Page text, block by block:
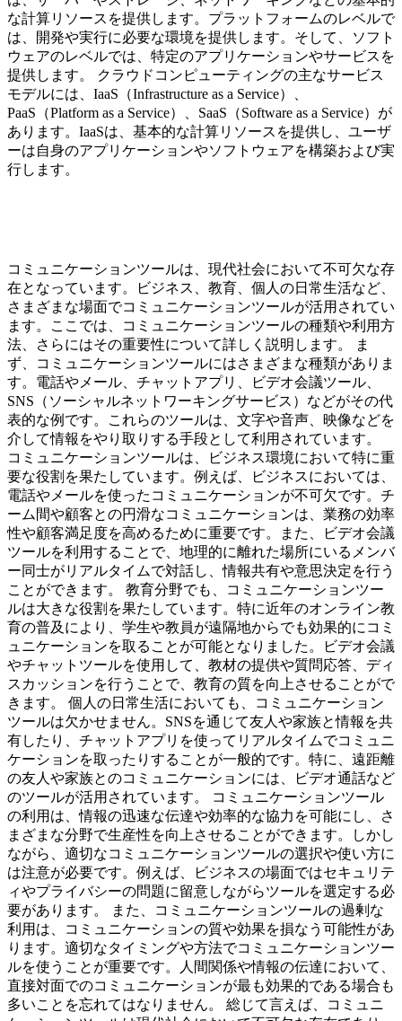
な計算リソースを提供します。プラットフォームのレベルで
は、開発や実行に必要な環境を提供します。そして、ソフト
ウェアのレベルでは、特定のアプリケーションやサービスを
提供します。 クラウドコンピューティングの主なサービス
モデルには、IaaS（Infrastructure as a Service）、
PaaS（Platform as a Service）、SaaS（Software as a Service）が
あります。IaaSは、基本的な計算リソースを提供し、ユーザ
ーは自身のアプリケーションやソフトウェアを構築および実
行します。
コミュニケーションツールは、現代社会において不可欠な存
在となっています。ビジネス、教育、個人の日常生活など、
さまざまな場面でコミュニケーションツールが活用されてい
ます。ここでは、コミュニケーションツールの種類や利用方
法、さらにはその重要性について詳しく説明します。 ま
ず、コミュニケーションツールにはさまざまな種類がありま
す。電話やメール、チャットアプリ、ビデオ会議ツール、
SNS（ソーシャルネットワーキングサービス）などがその代
表的な例です。これらのツールは、文字や音声、映像などを
介して情報をやり取りする手段として利用されています。
コミュニケーションツールは、ビジネス環境において特に重
要な役割を果たしています。例えば、ビジネスにおいては、
電話やメールを使ったコミュニケーションが不可欠です。チ
ーム間や顧客との円滑なコミュニケーションは、業務の効率
性や顧客満足度を高めるために重要です。また、ビデオ会議
ツールを利用することで、地理的に離れた場所にいるメンバ
ー同士がリアルタイムで対話し、情報共有や意思決定を行う
ことができます。 教育分野でも、コミュニケーションツー
ルは大きな役割を果たしています。特に近年のオンライン教
育の普及により、学生や教員が遠隔地からでも効果的にコミ
ュニケーションを取ることが可能となりました。ビデオ会議
やチャットツールを使用して、教材の提供や質問応答、ディ
スカッションを行うことで、教育の質を向上させることがで
きます。 個人の日常生活においても、コミュニケーション
ツールは欠かせません。SNSを通じて友人や家族と情報を共
有したり、チャットアプリを使ってリアルタイムでコミュニ
ケーションを取ったりすることが一般的です。特に、遠距離
の友人や家族とのコミュニケーションには、ビデオ通話など
のツールが活用されています。 コミュニケーションツール
の利用は、情報の迅速な伝達や効率的な協力を可能にし、さ
まざまな分野で生産性を向上させることができます。しかし
ながら、適切なコミュニケーションツールの選択や使い方に
は注意が必要です。例えば、ビジネスの場面ではセキュリテ
ィやプライバシーの問題に留意しながらツールを選定する必
要があります。 また、コミュニケーションツールの過剰な
利用は、コミュニケーションの質や効果を損なう可能性があ
ります。適切なタイミングや方法でコミュニケーションツー
ルを使うことが重要です。人間関係や情報の伝達において、
直接対面でのコミュニケーションが最も効果的である場合も
多いことを忘れてはなりません。 総じて言えば、コミュニ